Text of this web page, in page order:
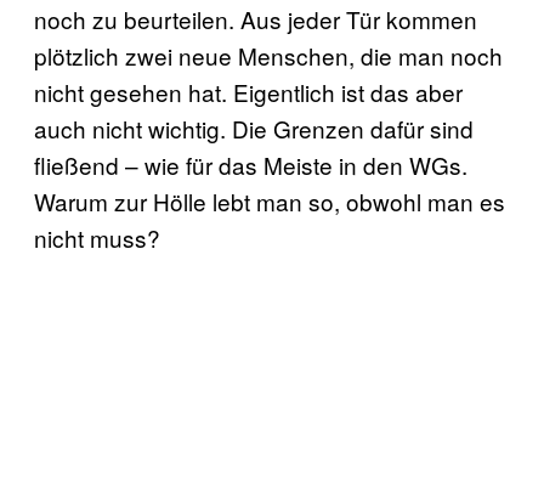
noch zu beurteilen. Aus jeder Tür kommen
plötzlich zwei neue Menschen, die man noch
nicht gesehen hat. Eigentlich ist das aber
auch nicht wichtig. Die Grenzen dafür sind
fließend – wie für das Meiste in den WGs.
Warum zur Hölle lebt man so, obwohl man es
nicht muss?